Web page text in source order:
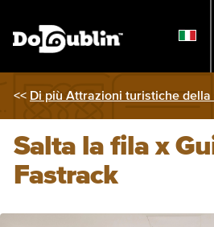
<< Di più Attrazioni turistiche
Salta la fila x
Fastrack